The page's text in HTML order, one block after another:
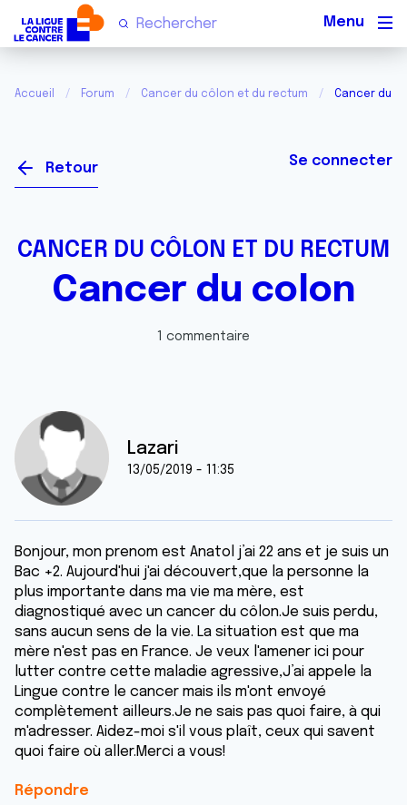
Accueil Forum Cancer du côlon et du rectum Cancer du
Retour Se connecter
CANCER DU CÔLON ET DU RECTUM
Cancer du colon
1 commentaire
Lazari
13/05/2019 - 11:35
Bonjour, mon prenom est Anatol j’ai 22 ans et je suis un
Bac +2. Aujourd'hui j'ai découvert,que la personne la
plus importante dans ma vie ma mère, est
diagnostiqué avec un cancer du côlon.Je suis perdu,
sans aucun sens de la vie. La situation est que ma
mère n'est pas en France. Je veux l'amener ici pour
lutter contre cette maladie agressive,J’ai appele la
Lingue contre le cancer mais ils m'ont envoyé
complètement ailleurs.Je ne sais pas quoi faire, à qui
m'adresser. Aidez-moi s'il vous plaît, ceux qui savent
quoi faire où aller.Merci a vous!
Répondre